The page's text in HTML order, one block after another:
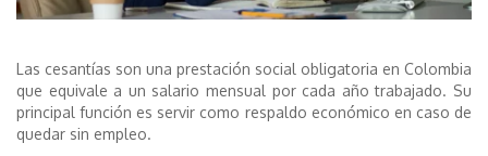
Las cesantías son una prestación social obligatoria en Colombia
que equivale a un salario mensual por cada año trabajado. Su
principal función es servir como respaldo económico en caso de
quedar sin empleo.